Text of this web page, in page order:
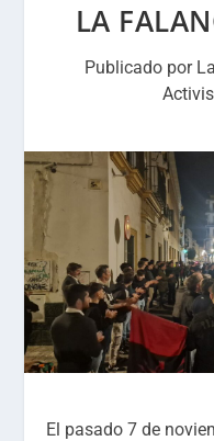
LA
Publicado por
El pasado 7 de